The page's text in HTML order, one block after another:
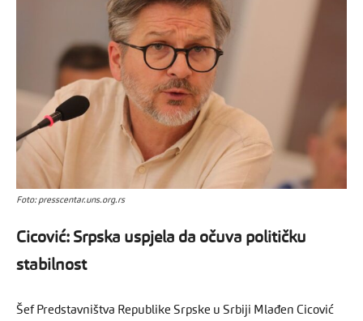
Foto: presscentar.uns.org.rs
Cicović: Srpska uspjela da očuva političku
stabilnost
Šef Predstavništva Republike Srpske u Srbiji Mlađen Cicović